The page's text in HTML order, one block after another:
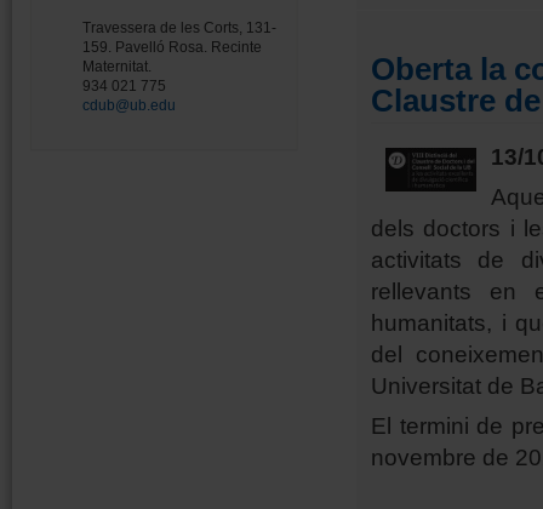
Travessera de les Corts, 131-
159. Pavelló Rosa. Recinte
Maternitat.
934 021 775
cdub@ub.edu
Oberta la
Claustre
13/
dels doctors i
activitats de
rellevants en
humanitats, i
del
Universitat de
El termini de
novembre de